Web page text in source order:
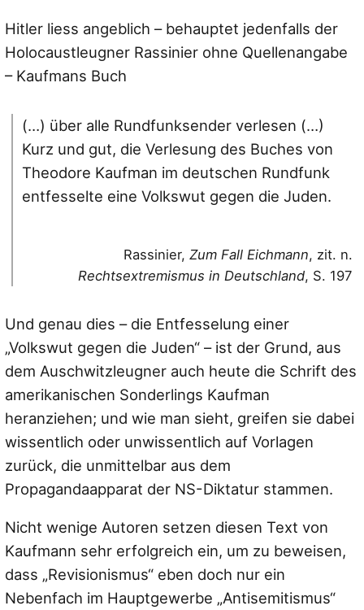
Hitler liess angeblich – behauptet jedenfalls der
Holocaustleugner Rassinier ohne Quellenangabe
– Kaufmans Buch
(…) über alle Rundfunksender verlesen (…)
Kurz und gut, die Verlesung des Buches von
Theodore Kaufman im deutschen Rundfunk
entfesselte eine Volkswut gegen die Juden.
Rassinier, Zum Fall Eichmann, zit. n.
Rechtsextremismus in Deutschland, S. 197
Und genau dies – die Entfesselung einer
„Volkswut gegen die Juden“ – ist der Grund, aus
dem Auschwitzleugner auch heute die Schrift des
amerikanischen Sonderlings Kaufman
heranziehen; und wie man sieht, greifen sie dabei
wissentlich oder unwissentlich auf Vorlagen
zurück, die unmittelbar aus dem
Propagandaapparat der NS-Diktatur stammen.
Nicht wenige Autoren setzen diesen Text von
Kaufmann sehr erfolgreich ein, um zu beweisen,
dass „Revisionismus“ eben doch nur ein
Nebenfach im Hauptgewerbe „Antisemitismus“